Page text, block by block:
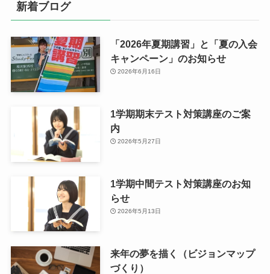
新着ブログ
「2026年夏期講習」と「夏の入会
キャンペーン」のお知らせ
2026年6月16日
1学期期末テスト対策講座のご案
内
2026年5月27日
1学期中間テスト対策講座のお知
らせ
2026年5月13日
来年の夢を描く（ビジョンマップ
づくり）